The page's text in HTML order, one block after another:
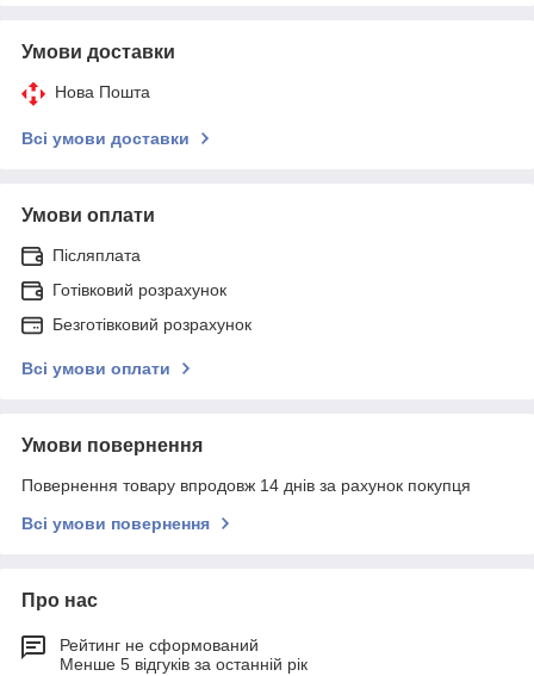
Умови доставки
Нова Пошта
Всі умови доставки
Умови оплати
Післяплата
Готівковий розрахунок
Безготівковий розрахунок
Всі умови оплати
Умови повернення
Повернення товару впродовж 14 днів за рахунок покупця
Всі умови повернення
Про нас
Рейтинг не сформований
Менше 5 відгуків за останній рік